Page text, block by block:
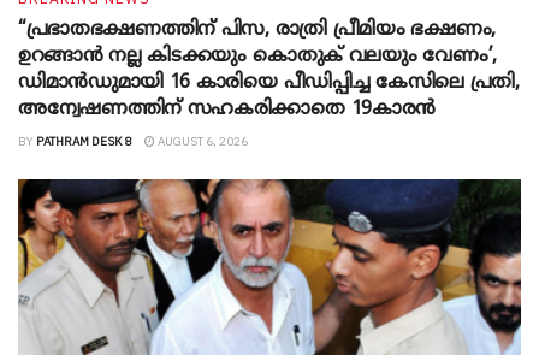
“പ്രഭാതഭക്ഷണത്തിന് പിസ, രാത്രി പ്രീമിയം ഭക്ഷണം,
ഉറങ്ങാന്‍ നല്ല കിടക്കയും കൊതുക് വലയും വേണം’,
ഡിമാന്‍ഡുമായി 16 കാരിയെ പീഡിപ്പിച്ച കേസിലെ പ്രതി,
അന്വേഷണത്തിന് സഹകരിക്കാതെ 19കാരന്‍
BY PATHRAM DESK 8 AUGUST 6, 2026